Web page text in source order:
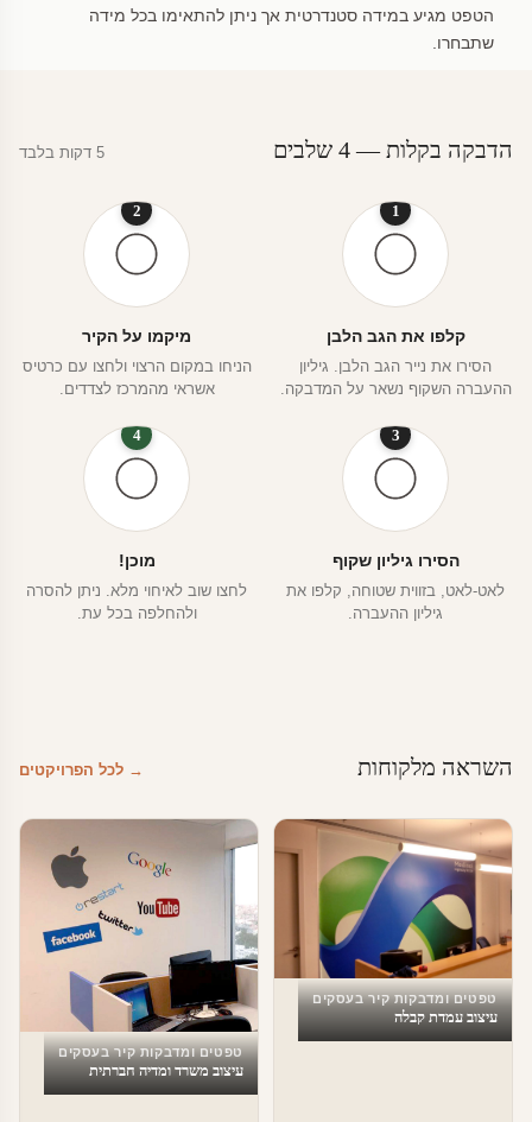
הטפט מגיע במידה סטנדרטית אך ניתן להתאימו בכל מידה
שתבחרו.
הדבקה בקלות — 4 שלבים 5 דקות בלבד
1
קלפו את הגב הלבן
הסירו את נייר הגב הלבן. גיליון
ההעברה השקוף נשאר על המדבקה.
2
מיקמו על הקיר
הניחו במקום הרצוי ולחצו עם כרטיס
אשראי מהמרכז לצדדים.
3
הסירו גיליון שקוף
לאט-לאט, בזווית שטוחה, קלפו את
גיליון ההעברה.
4
מוכן!
לחצו שוב לאיחוי מלא. ניתן להסרה
ולהחלפה בכל עת.
השראה מלקוחות → לכל הפרויקטים
טפטים ומדבקות קיר בעסקים
עיצוב עמדת קבלה
טפטים ומדבקות קיר בעסקים
עיצוב משרד ומדיה חברתית